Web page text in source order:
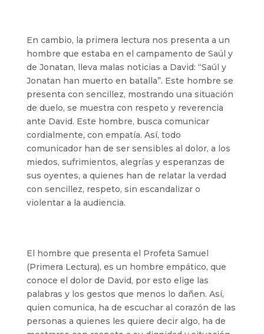
En cambio, la primera lectura nos presenta a un
hombre que estaba en el campamento de Saúl y
de Jonatan, lleva malas noticias a David: “Saúl y
Jonatan han muerto en batalla”. Este hombre se
presenta con sencillez, mostrando una situación
de duelo, se muestra con respeto y reverencia
ante David. Este hombre, busca comunicar
cordialmente, con empatía. Así, todo
comunicador han de ser sensibles al dolor, a los
miedos, sufrimientos, alegrías y esperanzas de
sus oyentes, a quienes han de relatar la verdad
con sencillez, respeto, sin escandalizar o
violentar a la audiencia.
El hombre que presenta el Profeta Samuel
(Primera Lectura), es un hombre empático, que
conoce el dolor de David, por esto elige las
palabras y los gestos que menos lo dañen. Así,
quien comunica, ha de escuchar al corazón de las
personas a quienes les quiere decir algo, ha de